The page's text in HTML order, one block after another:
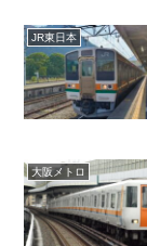
JR東日本
大阪メトロ